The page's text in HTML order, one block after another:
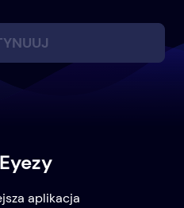
Eyezy
aplikacja